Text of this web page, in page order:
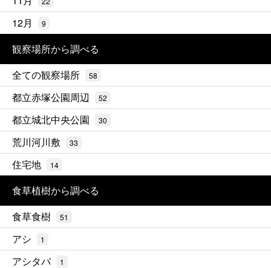
12月 9
観察場所から調べる
全ての観察場所
58
都立赤塚公園周辺 52
都立城北中央公園 30
荒川河川敷 33
住宅地 14
食草植樹から調べる
食草食樹
51
アシ 1
アシタバ 1